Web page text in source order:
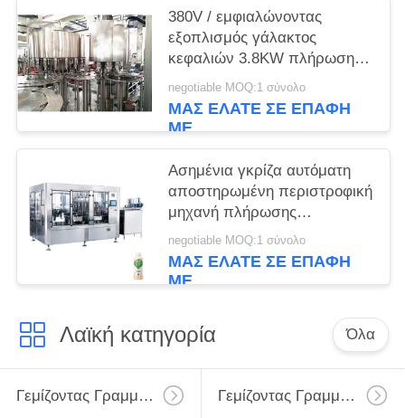
380V / εμφιαλώνοντας
εξοπλισμός γάλακτος
κεφαλιών 3.8KW πλήρωσης
220V 24
negotiable MOQ:1 σύνολο
ΜΑΣ ΕΛΆΤΕ ΣΕ ΕΠΑΦΉ
ΜΕ
Ασημένια γκρίζα αυτόματη
αποστηρωμένη περιστροφική
μηχανή πλήρωσης
μπουκαλιών
negotiable MOQ:1 σύνολο
ΜΑΣ ΕΛΆΤΕ ΣΕ ΕΠΑΦΉ
ΜΕ
Λαϊκή κατηγορία Όλα
Γεμίζοντας Γραμμή Γάλακτος Γεμίζοντας Γραμμή Γάλακτος Monoblock